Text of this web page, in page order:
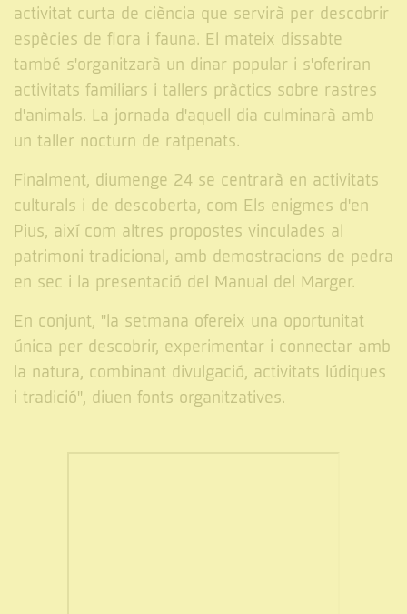
activitat curta de ciència que servirà per descobrir
espècies de flora i fauna. El mateix dissabte
també s'organitzarà un dinar popular i s'oferiran
activitats familiars i tallers pràctics sobre rastres
d'animals. La jornada d'aquell dia culminarà amb
un taller nocturn de ratpenats.
Finalment, diumenge 24 se centrarà en activitats
culturals i de descoberta, com Els enigmes d'en
Pius, així com altres propostes vinculades al
patrimoni tradicional, amb demostracions de pedra
en sec i la presentació del Manual del Marger.
En conjunt, "la setmana ofereix una oportunitat
única per descobrir, experimentar i connectar amb
la natura, combinant divulgació, activitats lúdiques
i tradició", diuen fonts organitzatives.